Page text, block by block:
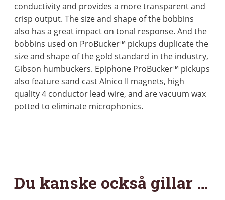
conductivity and provides a more transparent and
crisp output. The size and shape of the bobbins
also has a great impact on tonal response. And the
bobbins used on ProBucker™ pickups duplicate the
size and shape of the gold standard in the industry,
Gibson humbuckers. Epiphone ProBucker™ pickups
also feature sand cast Alnico II magnets, high
quality 4 conductor lead wire, and are vacuum wax
potted to eliminate microphonics.
Du kanske också gillar …